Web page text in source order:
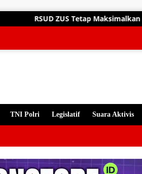
RSUD ZUS Tetap Maksimalkan
TNI Polri Legislatif Suara Aktivis